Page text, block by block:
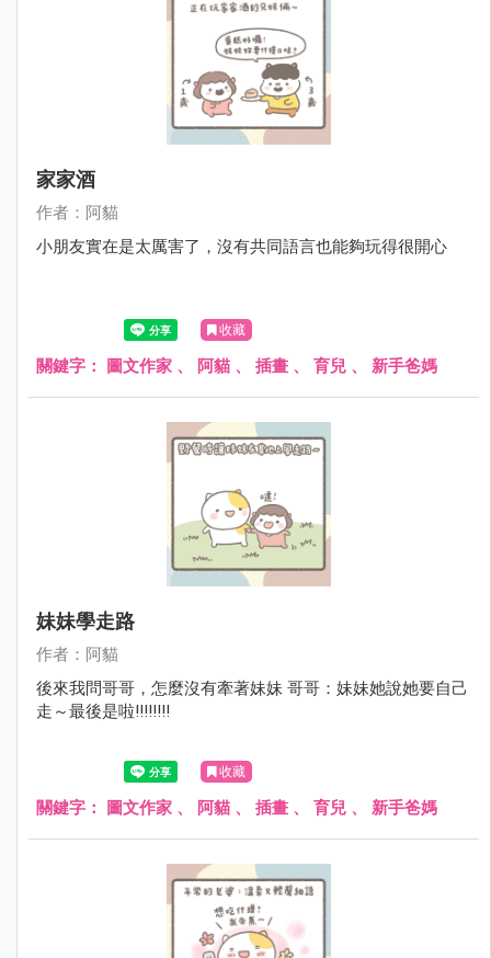
家家酒
作者：阿貓
小朋友實在是太厲害了，沒有共同語言也能夠玩得很開心
收藏
關鍵字： 圖文作家 、 阿貓 、 插畫 、 育兒 、 新手爸媽
妹妹學走路
作者：阿貓
後來我問哥哥，怎麼沒有牽著妹妹 哥哥：妹妹她說她要自己
走～最後是啦!!!!!!!!
收藏
關鍵字： 圖文作家 、 阿貓 、 插畫 、 育兒 、 新手爸媽